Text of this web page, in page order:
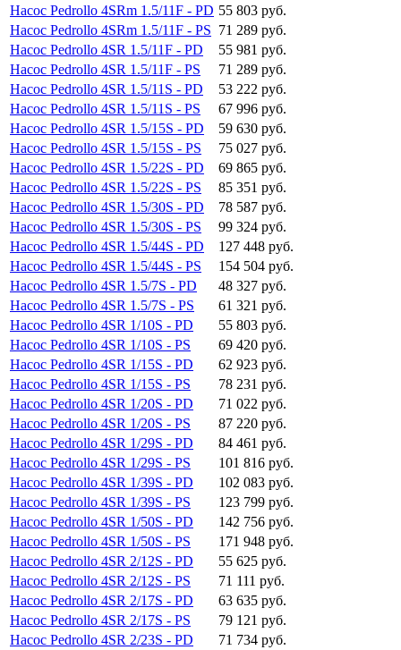
Насос Pedrollo 4SRm 1.5/11F - PD 55 803 руб.
Насос Pedrollo 4SRm 1.5/11F - PS 71 289 руб.
Насос Pedrollo 4SR 1.5/11F - PD
55 981 руб.
Насос Pedrollo 4SR 1.5/11F - PS
71 289 руб.
Насос Pedrollo 4SR 1.5/11S - PD
53 222 руб.
Насос Pedrollo 4SR 1.5/11S - PS
67 996 руб.
Насос Pedrollo 4SR 1.5/15S - PD
59 630 руб.
Насос Pedrollo 4SR 1.5/15S - PS
75 027 руб.
Насос Pedrollo 4SR 1.5/22S - PD
69 865 руб.
Насос Pedrollo 4SR 1.5/22S - PS
85 351 руб.
Насос Pedrollo 4SR 1.5/30S - PD
78 587 руб.
Насос Pedrollo 4SR 1.5/30S - PS
99 324 руб.
Насос Pedrollo 4SR 1.5/44S - PD
127 448 руб.
Насос Pedrollo 4SR 1.5/44S - PS
154 504 руб.
Насос Pedrollo 4SR 1.5/7S - PD
48 327 руб.
Насос Pedrollo 4SR 1.5/7S - PS
61 321 руб.
Насос Pedrollo 4SR 1/10S - PD
55 803 руб.
Насос Pedrollo 4SR 1/10S - PS
69 420 руб.
Насос Pedrollo 4SR 1/15S - PD
62 923 руб.
Насос Pedrollo 4SR 1/15S - PS
78 231 руб.
Насос Pedrollo 4SR 1/20S - PD
71 022 руб.
Насос Pedrollo 4SR 1/20S - PS
87 220 руб.
Насос Pedrollo 4SR 1/29S - PD
84 461 руб.
Насос Pedrollo 4SR 1/29S - PS
101 816 руб.
Насос Pedrollo 4SR 1/39S - PD
102 083 руб.
Насос Pedrollo 4SR 1/39S - PS
123 799 руб.
Насос Pedrollo 4SR 1/50S - PD
142 756 руб.
Насос Pedrollo 4SR 1/50S - PS
171 948 руб.
Насос Pedrollo 4SR 2/12S - PD
55 625 руб.
Насос Pedrollo 4SR 2/12S - PS
71 111 руб.
Насос Pedrollo 4SR 2/17S - PD
63 635 руб.
Насос Pedrollo 4SR 2/17S - PS
79 121 руб.
Насос Pedrollo 4SR 2/23S - PD
71 734 руб.